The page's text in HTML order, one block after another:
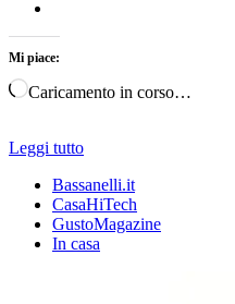
Mi piace:
Caricamento in corso…
Leggi tutto
Bassanelli.it
CasaHiTech
GustoMagazine
In casa